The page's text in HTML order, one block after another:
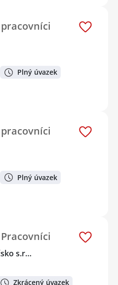
Plný úvazek
Plný úvazek
s.r…
Zkrácený úvazek